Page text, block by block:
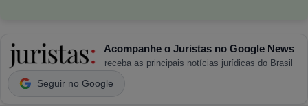
Acompanhe o Juristas no Google News
receba as principais notícias jurídicas do Brasil
Seguir no Google